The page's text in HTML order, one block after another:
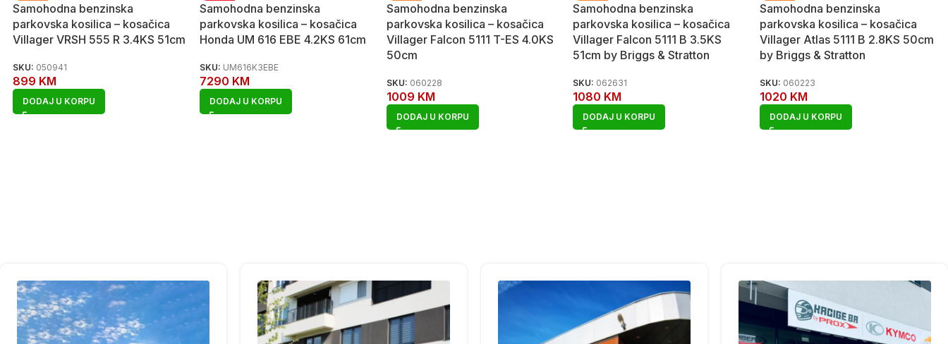
Samohodna benzinska
parkovska kosilica – kosačica
Villager VRSH 555 R 3.4KS 51cm
SKU: 050941
899 KM
DODAJ U KORPU
Samohodna benzinska
parkovska kosilica – kosačica
Honda UM 616 EBE 4.2KS 61cm
SKU: UM616K3EBE
7290 KM
DODAJ U KORPU
Samohodna benzinska
parkovska kosilica – kosačica
Villager Falcon 5111 T-ES 4.0KS
50cm
SKU: 060228
1009 KM
DODAJ U KORPU
Samohodna benzinska
parkovska kosilica – kosačica
Villager Falcon 5111 B 3.5KS
51cm by Briggs & Stratton
SKU: 062631
1080 KM
DODAJ U KORPU
Samohodna benzinska
parkovska kosilica – kosačica
Villager Atlas 5111 B 2.8KS 50cm
by Briggs & Stratton
SKU: 060223
1020 KM
DODAJ U KORPU